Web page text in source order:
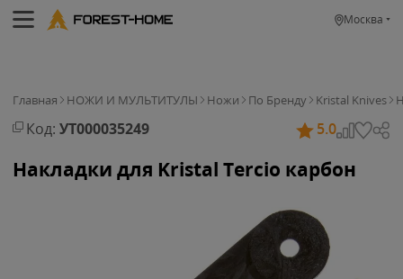
Москва
Главная НОЖИ И МУЛЬТИТУЛЫ Ножи По Бренду Kristal Knives
Код: УТ000035249 5.0
Накладки для Kristal Tercio карбон